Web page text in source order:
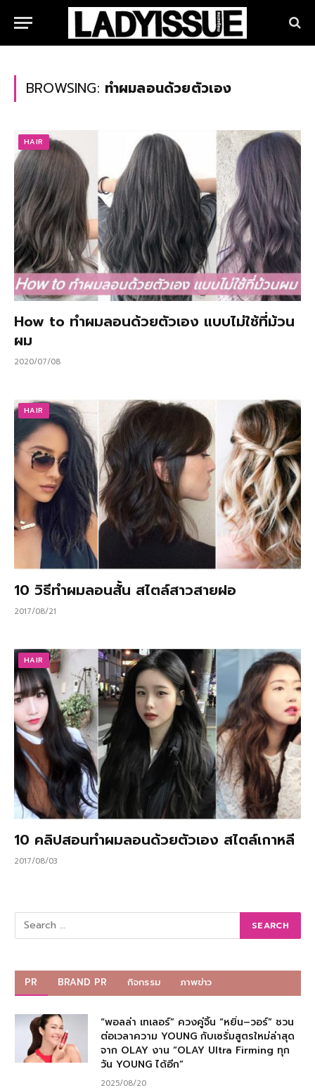
BROWSING: ทำผมลอนด้วยตัวเอง
HAIR
How to ทำผมลอนด้วยตัวเอง แบบไม่ใช้ที่ม้วน
ผม
2020/07/08
HAIR
10 วิธีทำผมลอนสั้น สไตล์สาวสายฝอ
2017/08/21
HAIR
10 คลิปสอนทำผมลอนด้วยตัวเอง สไตล์เกาหลี
2017/08/03
PR BRAND PR กิจกรรม ภาพข่าว
“พอลล่า เทเลอร์” ควงคู่จิ้น “หยิ่น–วอร์” ชวน
ต่อเวลาความ YOUNG กับเซรั่มสูตรใหม่ล่าสุด
จาก OLAY งาน “OLAY Ultra Firming ทุก
วัน YOUNG ได้อีก”
2025/08/20